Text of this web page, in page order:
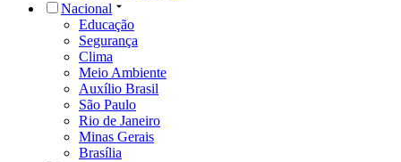
Nacional
Educação
Segurança
Clima
Meio Ambiente
Auxílio Brasil
São Paulo
Rio de Janeiro
Minas Gerais
Brasília